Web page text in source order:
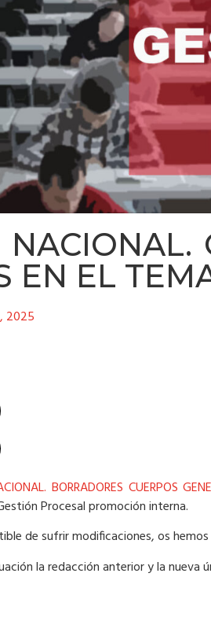
NACIONAL.
EN EL
2025
BORRADORES CUERPOS
Procesal promoción interna.
de sufrir modificaciones, os
la redacción anterior y la nueva